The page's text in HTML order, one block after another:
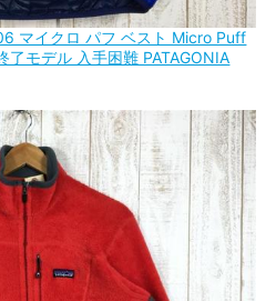
マイクロ パフ ベスト Micro Puff
了モデル 入手困難 PATAGONIA